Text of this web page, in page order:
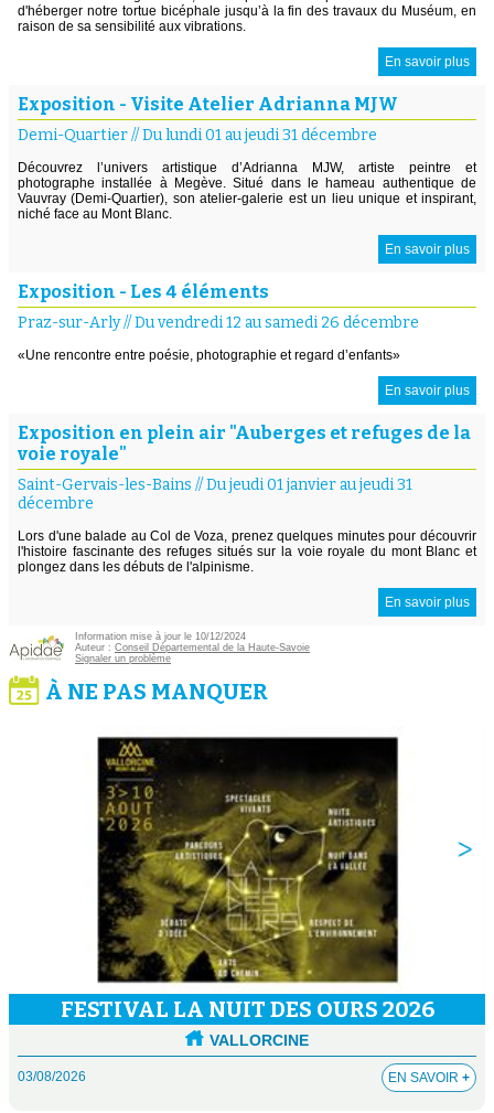
d'héberger notre tortue bicéphale jusqu’à la fin des travaux du Muséum, en
raison de sa sensibilité aux vibrations.
En savoir plus
Exposition - Visite Atelier Adrianna MJW
Demi-Quartier//Du lundi 01 au jeudi 31 décembre
Découvrez l’univers artistique d’Adrianna MJW, artiste peintre et
photographe installée à Megève. Situé dans le hameau authentique de
Vauvray (Demi-Quartier), son atelier-galerie est un lieu unique et inspirant,
niché face au Mont Blanc.
En savoir plus
Exposition - Les 4 éléments
Praz-sur-Arly//Du vendredi 12 au samedi 26 décembre
«Une rencontre entre poésie, photographie et regard d’enfants»
En savoir plus
Exposition en plein air "Auberges et refuges de la
voie royale"
Saint-Gervais-les-Bains //Du jeudi 01 janvier au jeudi 31
décembre
Lors d'une balade au Col de Voza, prenez quelques minutes pour découvrir
l'histoire fascinante des refuges situés sur la voie royale du mont Blanc et
plongez dans les débuts de l'alpinisme.
En savoir plus
Information mise à jour le 10/12/2024
Auteur : Conseil Départemental de la Haute-Savoie
Signaler un problème
À NE PAS MANQUER
FESTIVAL LA NUIT DES OURS 2026
VALLORCINE
03/08/2026 EN SAVOIR +